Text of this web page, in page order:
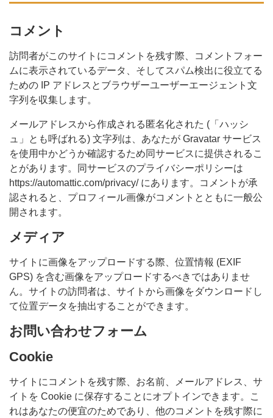
コメント
訪問者がこのサイトにコメントを残す際、コメントフォー
ムに表示されているデータ、そしてスパム検出に役立てる
ための IP アドレスとブラウザーユーザーエージェント文
字列を収集します。
メールアドレスから作成される匿名化された (「ハッシ
ュ」とも呼ばれる) 文字列は、あなたが Gravatar サービス
を使用中かどうか確認するため同サービスに提供されるこ
とがあります。同サービスのプライバシーポリシーは
https://automattic.com/privacy/ にあります。コメントが承
認されると、プロフィール画像がコメントとともに一般公
開されます。
メディア
サイトに画像をアップロードする際、位置情報 (EXIF
GPS) を含む画像をアップロードするべきではありませ
ん。サイトの訪問者は、サイトから画像をダウンロードし
て位置データを抽出することができます。
お問い合わせフォーム
Cookie
サイトにコメントを残す際、お名前、メールアドレス、サ
イトを Cookie に保存することにオプトインできます。こ
れはあなたの便宜のためであり、他のコメントを残す際に